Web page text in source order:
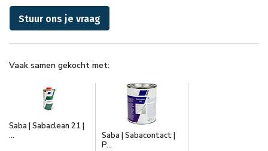
Stuur ons je vraag
Vaak samen gekocht met:
Saba | Sabaclean 21 |
...
Saba | Sabacontact |
P...